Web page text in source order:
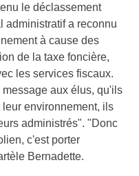
le déclassement
administratif a reconnu
à cause des
de la taxe foncière,
les services fiscaux.
aux élus, qu'ils
environnement, ils
administrés". "Donc
c'est porter
Bernadette.